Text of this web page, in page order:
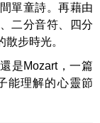
單童詩。再藉由
二分音符、四分
步時光。
是Mozart，一篇
能理解的心靈節